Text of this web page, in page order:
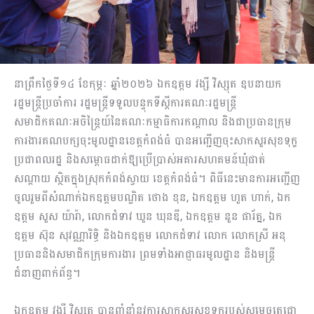
នាព្រឹកថ្ងៃទី១៤ ខែកុម្ភៈ ឆ្នាំ២០២៦ ឯកឧត្តម វង្សី វិស្សុត ឧបនាយក
រដ្ឋមន្រ្តីប្រចាំការ រដ្ឋមន្រ្តីទទួលបន្ទុកទីស្តីការគណៈរដ្ឋមន្រ្តី
សមាជិកគណៈអចិន្រ្តៃយ៍នៃគណៈកម្មាធិការកណ្តាល និងជាប្រធានក្រុម
ការងារគណបក្សចុះមូលដ្ឋានខេត្តកំពង់ធំ បានអញ្ជើញ​ចុះសាកសួរសុខទុក្ខ
ប្រជាពលរដ្ឋ និងសម្ពោធដាក់ឱ្យប្រើប្រាស់អគារសហគមន៍ឃុំផាត់
សណ្ដាយ ស្ថិតក្នុងស្រុកកំពង់ស្វាយ ខេត្តកំពង់ធំ។ ពិធីនេះមានការអញ្ជើញ
ចូលរួមពី​សំណាក់ឯកឧត្តមបណ្ឌិត ថោង ខុន, ឯកឧត្តម ហួត ហាក់, ឯក
ឧត្តម សួស យ៉ារ៉ា, លោកជំទាវ ឃួន ឃុនឌី, ឯកឧត្តម នួន ផារ័ត្ន, ​ឯក
ឧត្តម ស៊ុន សុវណ្ណារិទ្ធិ និងឯកឧត្តម លោកជំទាវ លោក លោកស្រី អនុ
ប្រធាននិងសមាជិកក្រុមការងារ ព្រមទាំងអាជ្ញាធរមូលដ្ឋាន និងមន្ត្រី​
ជំនាញ​ពាក់ព័ន្ធ។